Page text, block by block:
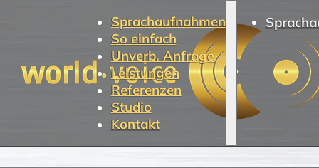
Sprachaufnahmen
So einfach
Unverb. Anfrage
Leistungen
Referenzen
Studio
Kontakt